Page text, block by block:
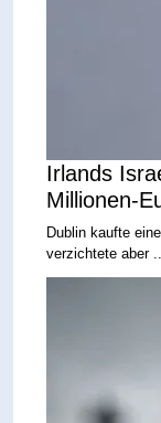
Irlands
Millionen-
Dublin kaufte
verzichtete aber ...